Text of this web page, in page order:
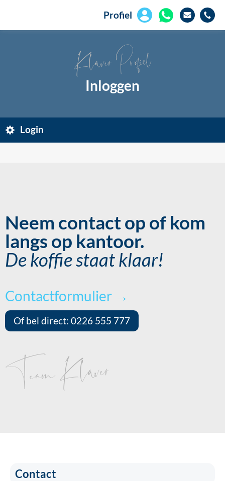
Profiel
Klaver Profiel
Inloggen
Login
Neem contact op of kom
langs op kantoor.
De koffie staat klaar!
Contactformulier →
Of bel direct: 0226 555 777
Team Klaver
Contact